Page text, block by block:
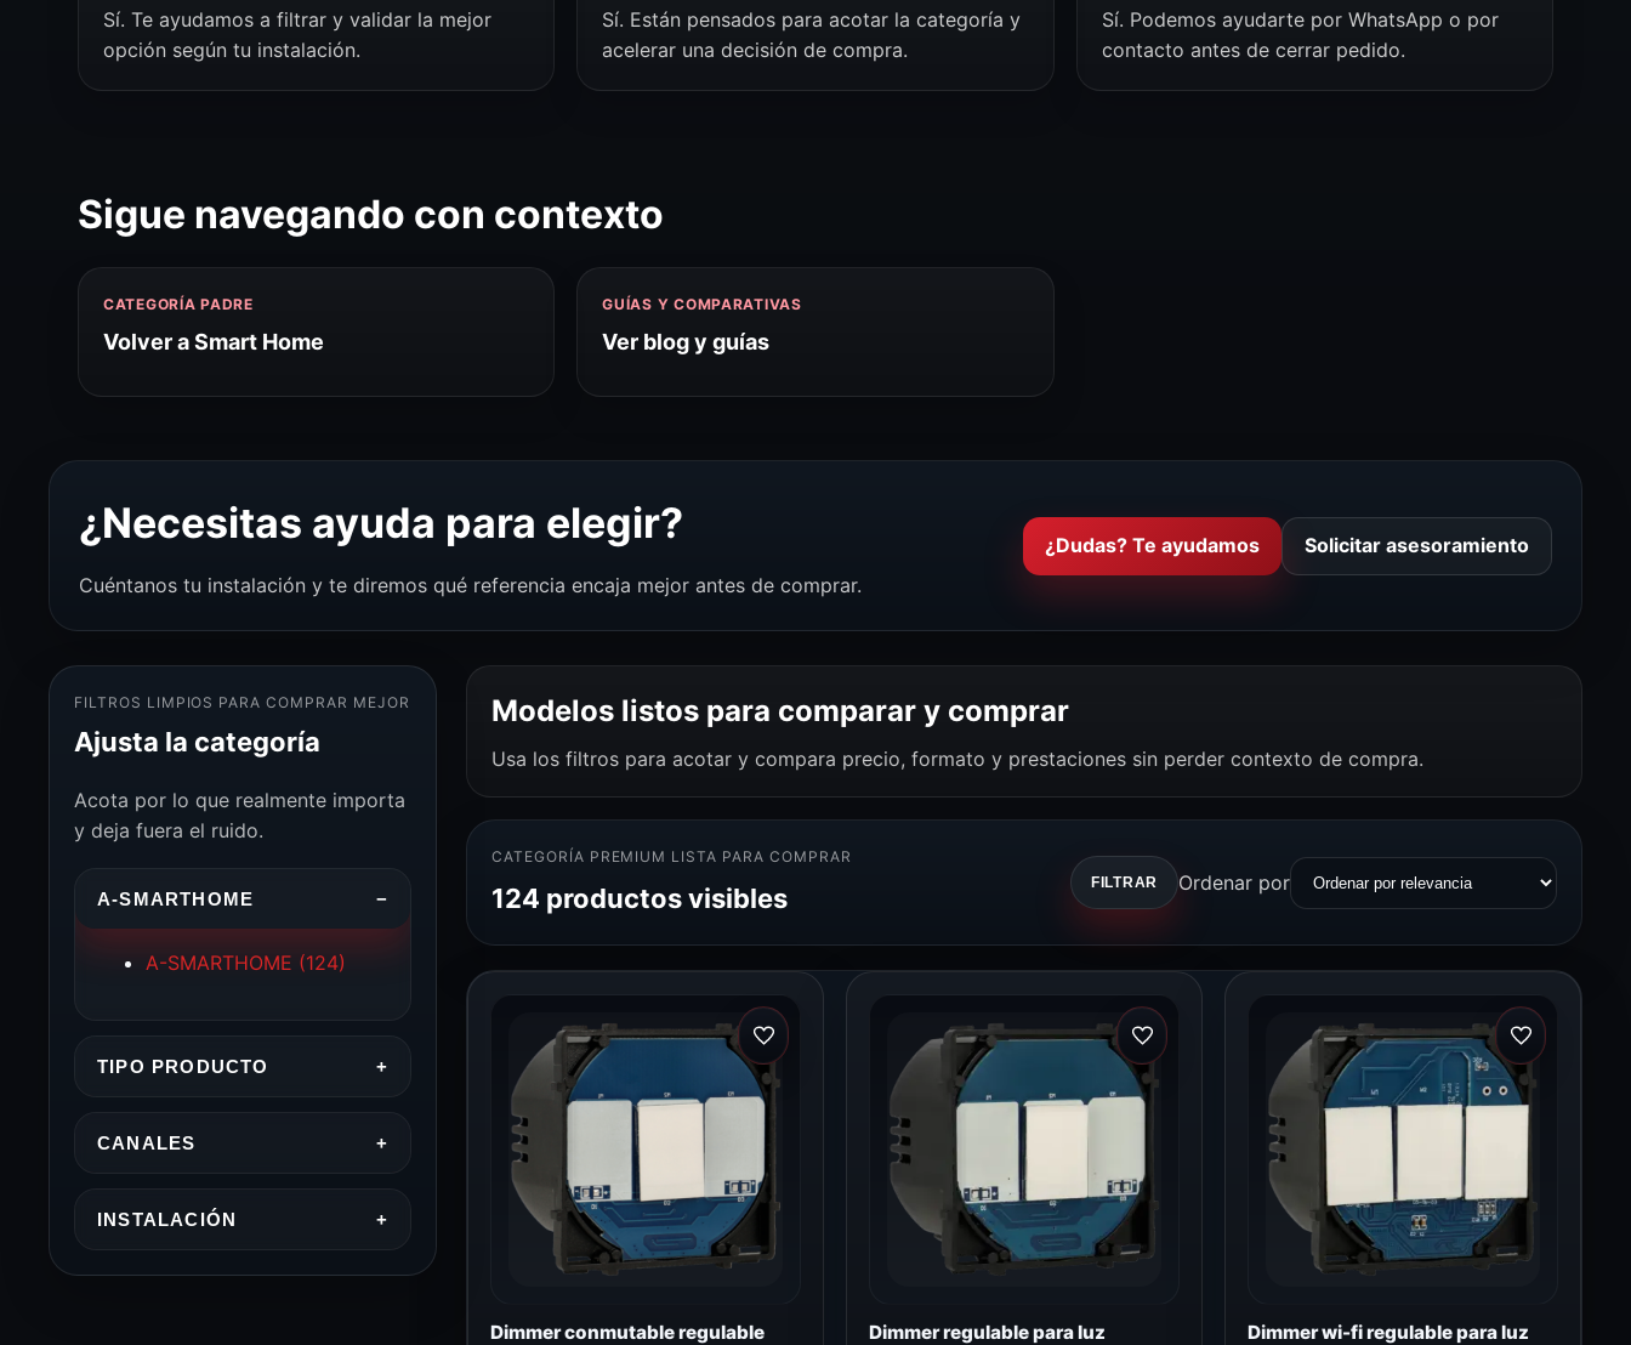
Sí. Te ayudamos a filtrar y validar la mejor
opción según tu instalación.
Sí. Están pensados para acotar la categoría y
acelerar una decisión de compra.
Sí. Podemos ayudarte por WhatsApp o por
contacto antes de cerrar pedido.
Sigue navegando con contexto
CATEGORÍA PADRE
Volver a Smart Home
GUÍAS Y COMPARATIVAS
Ver blog y guías
¿Necesitas ayuda para elegir?
Cuéntanos tu instalación y te diremos qué referencia encaja mejor antes de comprar.
¿Dudas? Te ayudamos Solicitar asesoramiento
FILTROS LIMPIOS PARA COMPRAR MEJOR
Ajusta la categoría
Acota por lo que realmente importa
y deja fuera el ruido.
A-SMARTHOME −
A-SMARTHOME (124)
TIPO PRODUCTO +
CANALES +
INSTALACIÓN +
Modelos listos para comparar y comprar
Usa los filtros para acotar y compara precio, formato y prestaciones sin perder contexto de compra.
CATEGORÍA PREMIUM LISTA PARA COMPRAR
124 productos visibles FILTRAR Ordenar por
Dimmer conmutable regulable
Dimmer regulable para luz Dimmer wi-fi regulable para luz